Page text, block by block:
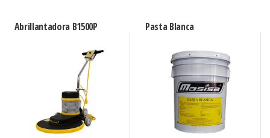
Abrillantadora B1500P Pasta Blanca